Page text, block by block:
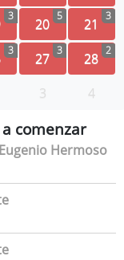
3 20 5 21 3
3 27 3 28 2
3 4
comenzar
Hermoso